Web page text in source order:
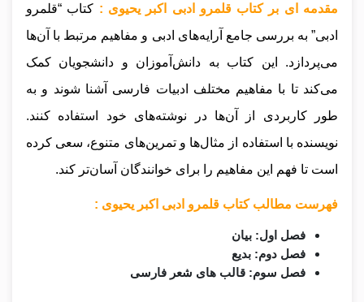
مقدمه ای بر کتاب قلمرو ادبی اکبر یحیوی : کتاب “قلمرو
ادبی” به بررسی جامع آرایه‌های ادبی و مفاهیم مرتبط با آن‌ها
می‌پردازد. این کتاب به دانش‌آموزان و دانشجویان کمک
می‌کند تا با مفاهیم مختلف ادبیات فارسی آشنا شوند و به
طور کاربردی از آن‌ها در نوشته‌های خود استفاده کنند.
نویسنده با استفاده از مثال‌ها و تمرین‌های متنوع، سعی کرده
است تا فهم این مفاهیم را برای خوانندگان آسان‌تر کند.
فهرست مطالب کتاب قلمرو ادبی اکبر یحیوی :
فصل اول: بیان
فصل دوم: بدیع
فصل سوم: قالب های شعر فارسی